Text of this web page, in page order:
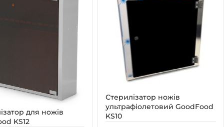
для ножів
KS12
Стерилізатор ножів
ультрафіолетовий GoodFood
KS10